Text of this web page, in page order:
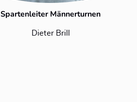
Spartenleiter Männerturnen
Dieter Brill